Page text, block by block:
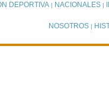
DEPORTIVA| NACIONALES|
NOSOTROS |